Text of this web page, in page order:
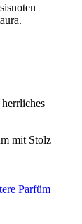
mit Stolz
Parfüm